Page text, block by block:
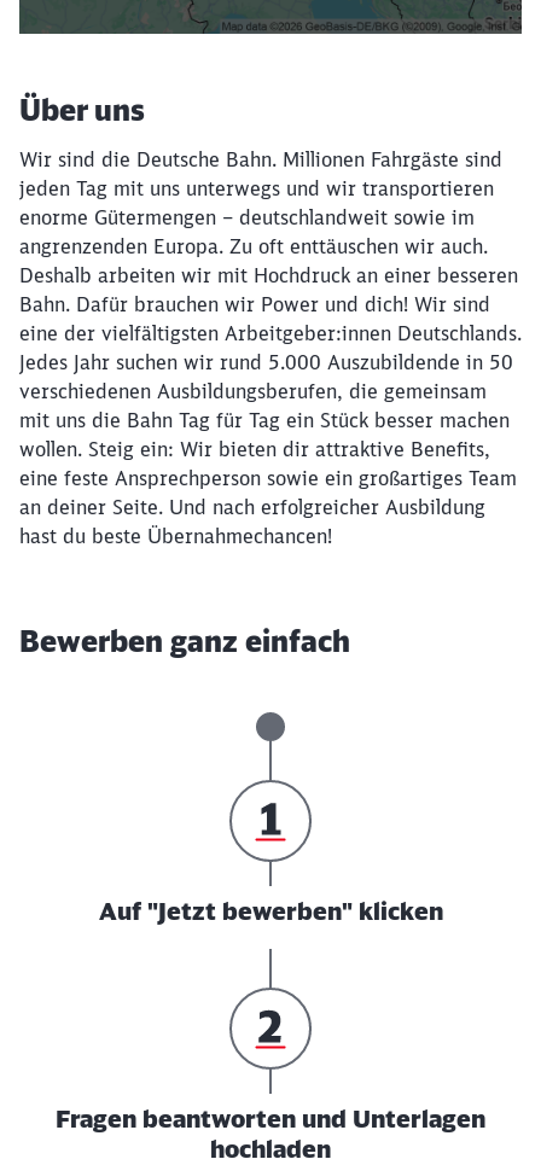
Über uns
Wir sind die Deutsche Bahn. Millionen Fahrgäste sind
jeden Tag mit uns unterwegs und wir transportieren
enorme Gütermengen – deutschlandweit sowie im
angrenzenden Europa. Zu oft enttäuschen wir auch.
Deshalb arbeiten wir mit Hochdruck an einer besseren
Bahn. Dafür brauchen wir Power und dich! Wir sind
eine der vielfältigsten Arbeitgeber:innen Deutschlands.
Jedes Jahr suchen wir rund 5.000 Auszubildende in 50
verschiedenen Ausbildungsberufen, die gemeinsam
mit uns die Bahn Tag für Tag ein Stück besser machen
wollen. Steig ein: Wir bieten dir attraktive Benefits,
eine feste Ansprechperson sowie ein großartiges Team
an deiner Seite. Und nach erfolgreicher Ausbildung
hast du beste Übernahmechancen!
Bewerben ganz einfach
Auf "Jetzt bewerben" klicken
Fragen beantworten und Unterlagen
hochladen